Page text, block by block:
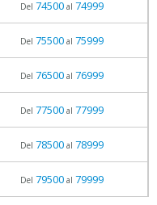
Del 74500al 74999
Del 75500al 75999
Del 76500al 76999
Del 77500al 77999
Del 78500al 78999
Del 79500al 79999